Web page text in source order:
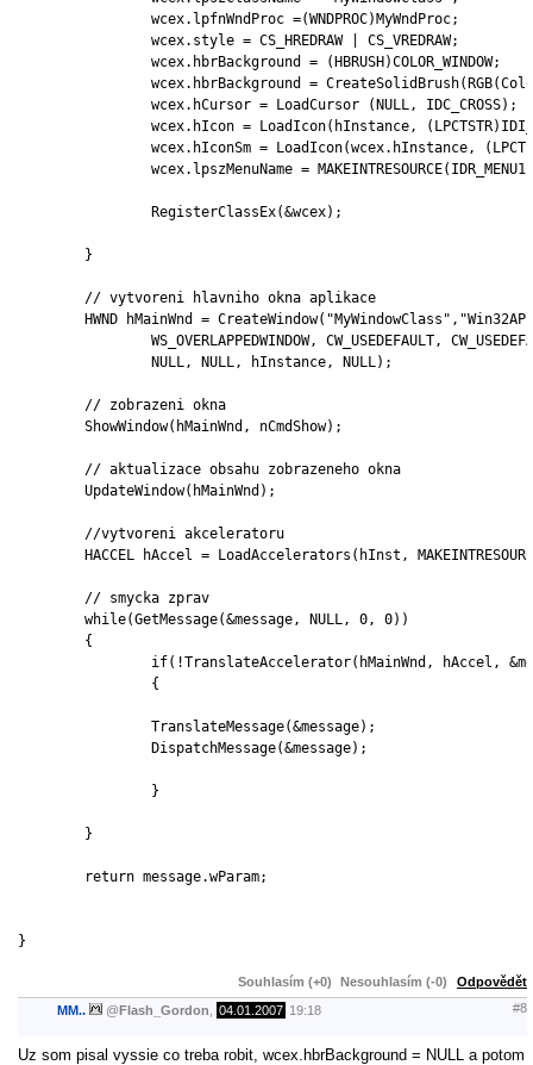
}
Souhlasím (+0) Nesouhlasím (-0) Odpovědět
MM.. @Flash_Gordon 04.01.2007 19:18 #8
Uz som pisal vyssie co treba robit, wcex.hbrBackground = NULL a potom